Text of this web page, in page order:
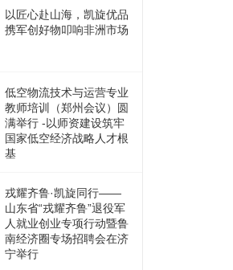
以匠心赴山海，凯旋优品
携军创好物叩响非洲市场
低空物流技术与运营专业
教师培训（郑州会议）圆
满举行 -以师资建设筑牢
国家低空经济战略人才根
基
戎耀齐鲁·凯旋同行——
山东省“戎耀齐鲁”退役军
人就业创业专项行动暨鲁
南经济圈专场招聘会在济
宁举行